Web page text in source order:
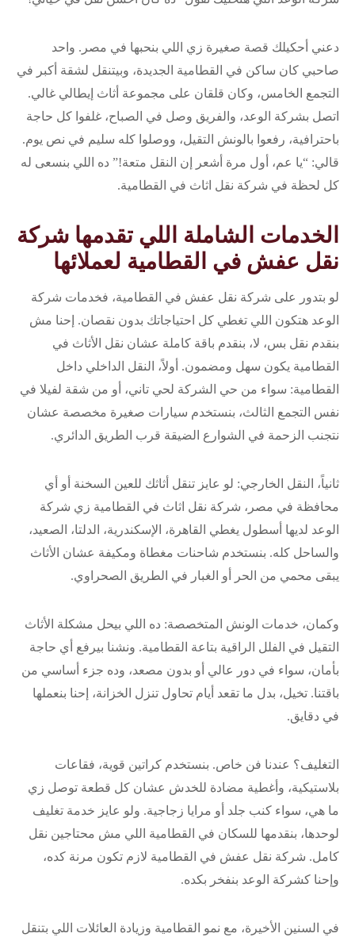
دعني أحكيلك قصة صغيرة زي اللي بنحبها في مصر. واحد
صاحبي كان ساكن في القطامية الجديدة، وبيتنقل لشقة أكبر في
التجمع الخامس، وكان قلقان على مجموعة أثاث إيطالي غالي.
اتصل بشركة الوعد، والفريق وصل في الصباح، غلفوا كل حاجة
باحترافية، رفعوا بالونش التقيل، ووصلوا كله سليم في نص يوم.
قالي: “يا عم، أول مرة أشعر إن النقل متعة!” ده اللي بنسعى له
كل لحظة في شركة نقل اثاث في القطامية.
الخدمات الشاملة اللي تقدمها شركة
نقل عفش في القطامية لعملائها
لو بتدور على شركة نقل عفش في القطامية، فخدمات شركة
الوعد هتكون اللي تغطي كل احتياجاتك بدون نقصان. إحنا مش
بنقدم نقل بس، لا، بنقدم باقة كاملة عشان نقل الأثاث في
القطامية يكون سهل ومضمون. أولاً، النقل الداخلي داخل
القطامية: سواء من حي الشركة لحي تاني، أو من شقة لفيلا في
نفس التجمع الثالث، بنستخدم سيارات صغيرة مخصصة عشان
نتجنب الزحمة في الشوارع الضيقة قرب الطريق الدائري.
ثانياً، النقل الخارجي: لو عايز تنقل أثاثك للعين السخنة أو أي
محافظة في مصر، شركة نقل اثاث في القطامية زي شركة
الوعد لديها أسطول يغطي القاهرة، الإسكندرية، الدلتا، الصعيد،
والساحل كله. بنستخدم شاحنات مغطاة ومكيفة عشان الأثاث
يبقى محمي من الحر أو الغبار في الطريق الصحراوي.
وكمان، خدمات الونش المتخصصة: ده اللي بيحل مشكلة الأثاث
التقيل في الفلل الراقية بتاعة القطامية. ونشنا بيرفع أي حاجة
بأمان، سواء في دور عالي أو بدون مصعد، وده جزء أساسي من
باقتنا. تخيل، بدل ما تقعد أيام تحاول تنزل الخزانة، إحنا بنعملها
في دقايق.
التغليف؟ عندنا فن خاص. بنستخدم كراتين قوية، فقاعات
بلاستيكية، وأغطية مضادة للخدش عشان كل قطعة توصل زي
ما هي، سواء كنب جلد أو مرايا زجاجية. ولو عايز خدمة تغليف
لوحدها، بنقدمها للسكان في القطامية اللي مش محتاجين نقل
كامل. شركة نقل عفش في القطامية لازم تكون مرنة كده،
وإحنا كشركة الوعد بنفخر بكده.
في السنين الأخيرة، مع نمو القطامية وزيادة العائلات اللي بتنقل